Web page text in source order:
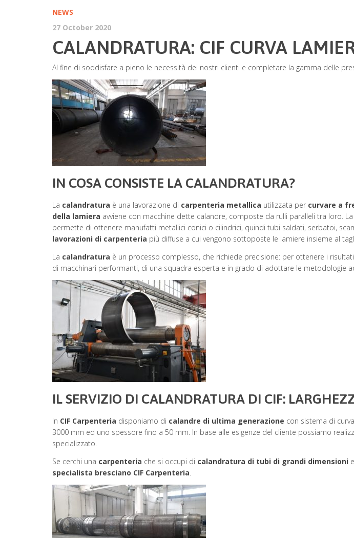
NEWS
27 October 2020
CALANDRATURA: CIF CURVA
Al fine di soddisfare a pieno le necessità dei nostri clienti e completare la gamma delle
IN COSA CONSISTE LA CALANDRATURA?
La calandratura è una lavorazione di carpenteria metallica utilizzata per curvare a
della lamiera avviene con macchine dette calandre, composte da rulli paralleli tra loro.
permette di ottenere manufatti metallici conici o cilindrici, quindi tubi saldati, serbatoi,
lavorazioni di carpenteria più diffuse a cui vengono sottoposte le lamiere insieme al
La calandratura è un processo complesso, che richiede precisione: per ottenere i
di macchinari performanti, di una squadra esperta e in grado di adottare le metodologie
IL SERVIZIO DI CALANDRATURA DI CIF:
In CIF Carpenteria disponiamo di calandre di ultima generazione con sistema di
3000 mm ed uno spessore fino a 50 mm. In base alle esigenze del cliente possiamo
specializzato.
Se cerchi una carpenteria che si occupi di calandratura di tubi di grandi dimensioni
specialista bresciano CIF Carpenteria